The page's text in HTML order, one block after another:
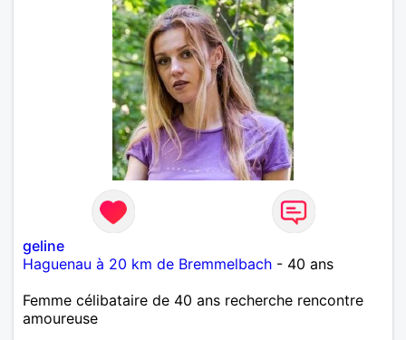
geline
Haguenau à 20 km de Bremmelbach - 40 ans
Femme célibataire de 40 ans recherche rencontre
amoureuse